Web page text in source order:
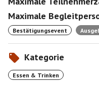
Maximale
Bestätigungsevent
Kategorie
Essen & Trinken